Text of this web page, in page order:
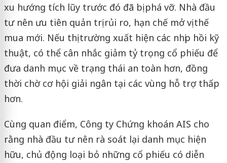
xu hướng tích lũy trước đó đã bị phá vỡ. Nhà đầu
tư nên ưu tiên quản trị rủi ro, hạn chế mở vị thế
mua mới. Nếu thị trường xuất hiện các nhịp hồi kỹ
thuật, có thể cân nhắc giảm tỷ trọng cổ phiếu để
đưa danh mục về trạng thái an toàn hơn, đồng
thời chờ cơ hội giải ngân tại các vùng hỗ trợ thấp
hơn.
Cùng quan điểm, Công ty Chứng khoán AIS cho
rằng nhà đầu tư nên rà soát lại danh mục hiện
hữu, chủ động loại bỏ những cổ phiếu có diễn